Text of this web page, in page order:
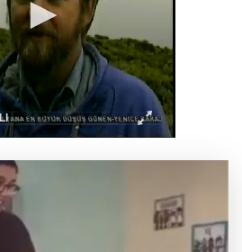
Konseyi'nden muhtarlara nezaket
çocuklar kitapların renkli